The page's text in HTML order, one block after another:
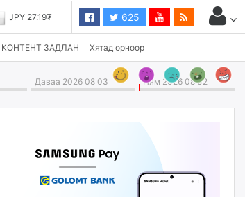
JPY 27.19₮ 625
КОНТЕНТ ЗАДЛАН Хятад орноор
Даваа 2026 08 03 Ням 2026 08 02